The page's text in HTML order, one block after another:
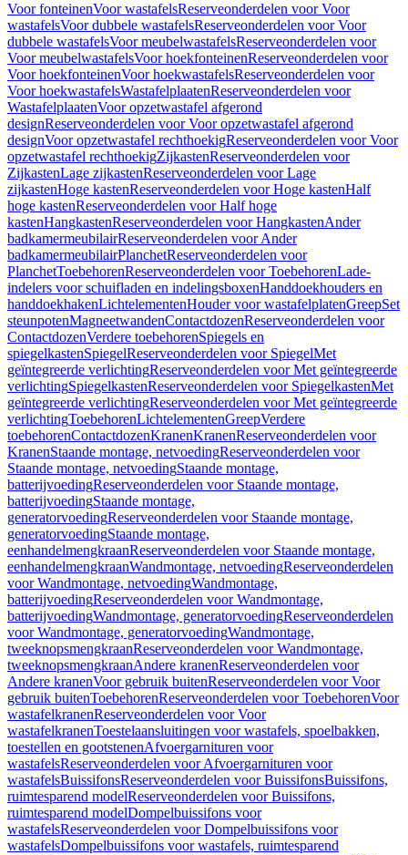
Voor fonteinenVoor wastafelsReserveonderdelen voor Voor
wastafelsVoor dubbele wastafelsReserveonderdelen voor Voor
dubbele wastafelsVoor meubelwastafelsReserveonderdelen voor
Voor meubelwastafelsVoor hoekfonteinenReserveonderdelen voor
Voor hoekfonteinenVoor hoekwastafelsReserveonderdelen voor
Voor hoekwastafelsWastafelplaatenReserveonderdelen voor
WastafelplaatenVoor opzetwastafel afgerond
designReserveonderdelen voor Voor opzetwastafel afgerond
designVoor opzetwastafel rechthoekigReserveonderdelen voor Voor
opzetwastafel rechthoekigZijkastenReserveonderdelen voor
ZijkastenLage zijkastenReserveonderdelen voor Lage
zijkastenHoge kastenReserveonderdelen voor Hoge kastenHalf
hoge kastenReserveonderdelen voor Half hoge
kastenHangkastenReserveonderdelen voor HangkastenAnder
badkamermeubilairReserveonderdelen voor Ander
badkamermeubilairPlanchetReserveonderdelen voor
PlanchetToebehorenReserveonderdelen voor ToebehorenLade-
indelers voor schuifladen en indelingsboxenHanddoekhouders en
handdoekhakenLichtelementenHouder voor wastafelplatenGreepSet
steunpotenMagneetwandenContactdozenReserveonderdelen voor
ContactdozenVerdere toebehorenSpiegels en
spiegelkastenSpiegelReserveonderdelen voor SpiegelMet
geïntegreerde verlichtingReserveonderdelen voor Met geïntegreerde
verlichtingSpiegelkastenReserveonderdelen voor SpiegelkastenMet
geïntegreerde verlichtingReserveonderdelen voor Met geïntegreerde
verlichtingToebehorenLichtelementenGreepVerdere
toebehorenContactdozenKranenKranenReserveonderdelen voor
KranenStaande montage, netvoedingReserveonderdelen voor
Staande montage, netvoedingStaande montage,
batterijvoedingReserveonderdelen voor Staande montage,
batterijvoedingStaande montage,
generatorvoedingReserveonderdelen voor Staande montage,
generatorvoedingStaande montage,
eenhandelmengkraanReserveonderdelen voor Staande montage,
eenhandelmengkraanWandmontage, netvoedingReserveonderdelen
voor Wandmontage, netvoedingWandmontage,
batterijvoedingReserveonderdelen voor Wandmontage,
batterijvoedingWandmontage, generatorvoedingReserveonderdelen
voor Wandmontage, generatorvoedingWandmontage,
tweeknopsmengkraanReserveonderdelen voor Wandmontage,
tweeknopsmengkraanAndere kranenReserveonderdelen voor
Andere kranenVoor gebruik buitenReserveonderdelen voor Voor
gebruik buitenToebehorenReserveonderdelen voor ToebehorenVoor
wastafelkranenReserveonderdelen voor Voor
wastafelkranenToestelaansluitingen voor wastafels, spoelbakken,
toestellen en gootstenenAfvoergarnituren voor
wastafelsReserveonderdelen voor Afvoergarnituren voor
wastafelsBuissifonsReserveonderdelen voor BuissifonsBuissifons,
ruimtesparend modelReserveonderdelen voor Buissifons,
ruimtesparend modelDompelbuissifons voor
wastafelsReserveonderdelen voor Dompelbuissifons voor
wastafelsDompelbuissifons voor wastafels, ruimtesparend